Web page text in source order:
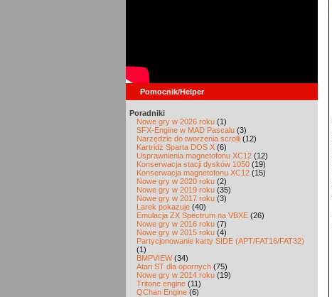
Pomocnik/Helper
Poradniki
Nowe gry w 2026 roku (1)
SFX-Engine w MAD Pascalu (3)
Narzędzie do tworzenia scrolli (12)
Kartridż Sparta DOS X (6)
Usprawnienia magnetofonu XC12 (12)
Konserwacja stacji dysków 1050 (19)
Konserwacja magnetofonu XC12 (15)
Nowe gry w 2020 roku (2)
Nowe gry w 2019 roku (35)
Nowe gry w 2017 roku (3)
Larek pokazuje (40)
Emulacja ZX Spectrum na VBXE (26)
Nowe gry w 2016 roku (7)
Nowe gry w 2015 roku (4)
Partycjonowanie karty SIDE (APT/FAT16/FAT32)
(1)
BMPVIEW(34)
Atari ST dla opornych (75)
Nowe gry w 2014 roku (19)
Tritone engine (11)
QChan Engine (6)